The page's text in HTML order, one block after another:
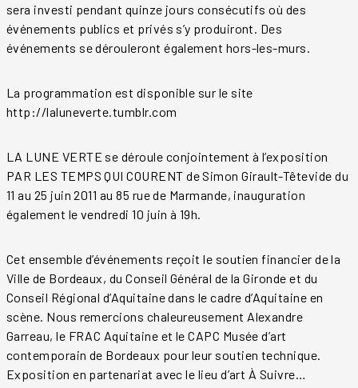
sera investi pendant quinze jours consécutifs où des
événements publics et privés s’y produiront. Des
événements se dérouleront également hors-les-murs.
La programmation est disponible sur le site
http://laluneverte.tumblr.com
LA LUNE VERTE se déroule conjointement à l’exposition
PAR LES TEMPS QUI COURENT de Simon Girault-Têtevide du
11 au 25 juin 2011 au 85 rue de Marmande, inauguration
également le vendredi 10 juin à 19h.
Cet ensemble d’événements reçoit le soutien financier de la
Ville de Bordeaux, du Conseil Général de la Gironde et du
Conseil Régional d’Aquitaine dans le cadre d’Aquitaine en
scène. Nous remercions chaleureusement Alexandre
Garreau, le FRAC Aquitaine et le CAPC Musée d’art
contemporain de Bordeaux pour leur soutien technique.
Exposition en partenariat avec le lieu d’art À Suivre…